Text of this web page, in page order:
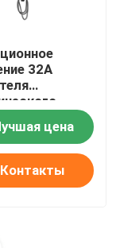
32A
Wallbox
умноецена
Контакты